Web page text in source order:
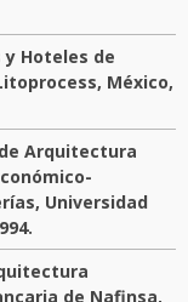
y Hoteles de
México,
Arquitectura
Universidad
de Nafinsa,